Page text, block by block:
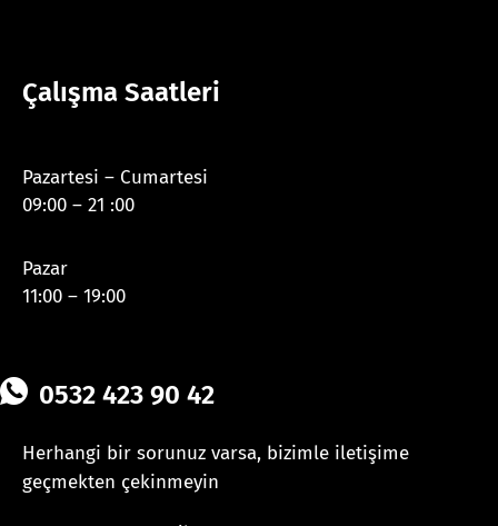
Çalışma Saatleri
Pazartesi – Cumartesi
09:00 – 21 :00
Pazar
11:00 – 19:00
0532 423 90 42
Herhangi bir sorunuz varsa, bizimle iletişime
geçmekten çekinmeyin